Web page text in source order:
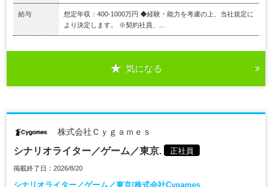
給与
想定年収：400-1000万円 ◆経験・能力を考慮の上、当社規定に
より決定します。 ※契約社員、...
気になる
株式会社Ｃｙｇａｍｅｓ
シナリオライター／ゲーム／東京. 正社員
掲載終了日：2026/8/20
シナリオライター／ゲーム／東京/株式会社Cygames